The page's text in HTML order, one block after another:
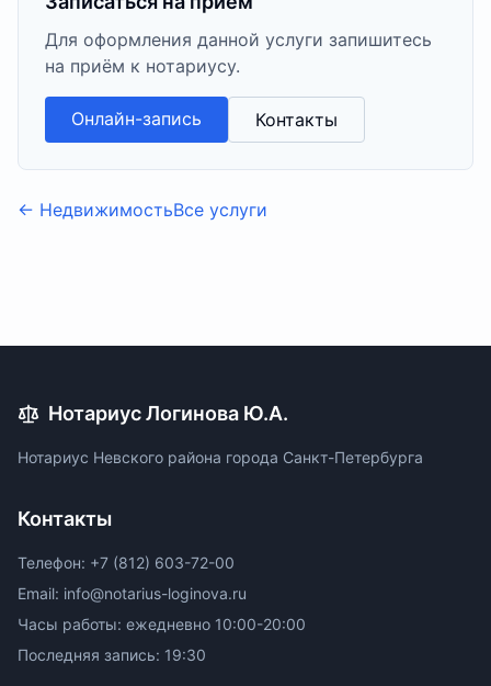
Для оформления данной услуги запишитесь
на приём к нотариусу.
Онлайн-запись Контакты
← НедвижимостьВсе услуги
Нотариус Логинова Ю.А.
Нотариус Невского района города Санкт-Петербурга
Контакты
Телефон: +7 (812) 603-72-00
Email: info@notarius-loginova.ru
Часы работы: ежедневно 10:00-20:00
Последняя запись: 19:30